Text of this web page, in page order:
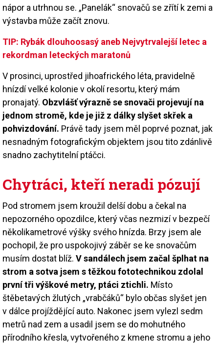
nápor a utrhnou se. „Panelák“ snovačů se zřítí k zemi a
výstavba může začít znovu.
TIP: Rybák dlouhoosasý aneb Nejvytrvalejší letec a
rekordman leteckých maratonů
V prosinci, uprostřed jihoafrického léta, pravidelně
hnízdí velké kolonie v okolí resortu, který mám
pronajatý. Obzvlášť výrazně se snovači projevují na
jednom stromě, kde je již z dálky slyšet skřek a
pohvizdování. Právě tady jsem měl poprvé poznat, jak
nesnadným fotografickým objektem jsou tito zdánlivě
snadno zachytitelní ptáčci.
Chytráci, kteří neradi pózují
Pod stromem jsem kroužil delší dobu a čekal na
nepozorného opozdilce, který včas nezmizí v bezpečí
několikametrové výšky svého hnízda. Brzy jsem ale
pochopil, že pro uspokojivý záběr se ke snovačům
musím dostat blíž. V sandálech jsem začal šplhat na
strom a sotva jsem s těžkou fototechnikou zdolal
první tři výškové metry, ptáci ztichli. Místo
štěbetavých žlutých „vrabčáků“ bylo občas slyšet jen
v dálce projíždějící auto. Nakonec jsem vylezl sedm
metrů nad zem a usadil jsem se do mohutného
přírodního křesla, vytvořeného z kmene stromu a jeho